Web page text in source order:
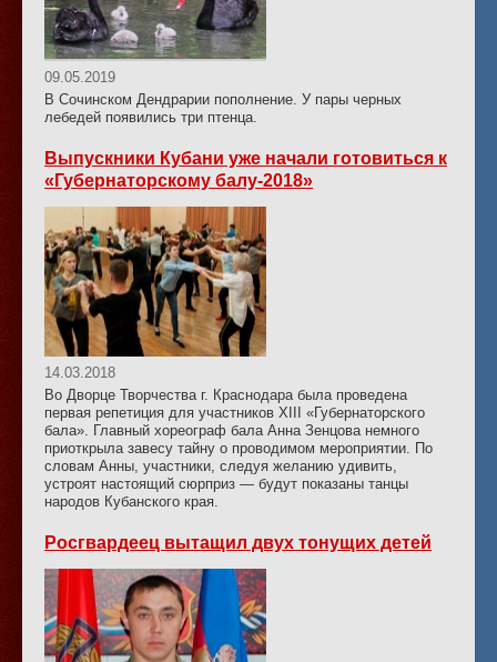
09.05.2019
В Сочинском Дендрарии пополнение. У пары черных
лебедей появились три птенца.
Выпускники Кубани уже начали готовиться к
«Губернаторскому балу-2018»
14.03.2018
Во Дворце Творчества г. Краснодара была проведена
первая репетиция для участников XIII «Губернаторского
бала». Главный хореограф бала Анна Зенцова немного
приоткрыла завесу тайну о проводимом мероприятии. По
словам Анны, участники, следуя желанию удивить,
устроят настоящий сюрприз — будут показаны танцы
народов Кубанского края.
Росгвардеец вытащил двух тонущих детей